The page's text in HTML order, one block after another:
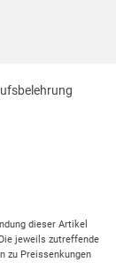
dieser Artikel
jeweils zutreffende
zu Preissenkungen